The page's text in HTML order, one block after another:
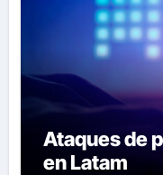
Ataques de
en Latam